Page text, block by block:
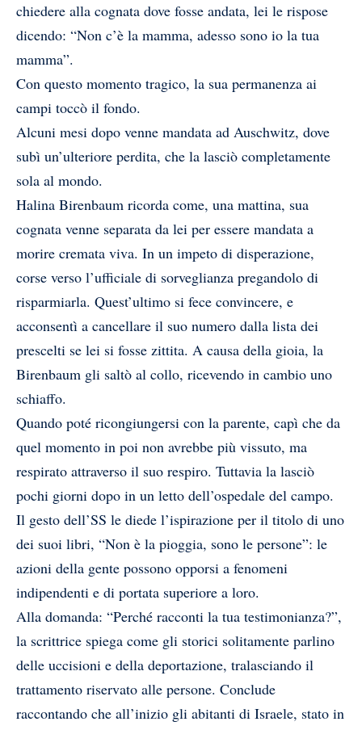
chiedere alla cognata dove fosse andata, lei le rispose
dicendo: “Non c’è la mamma, adesso sono io la tua
mamma”.
Con questo momento tragico, la sua permanenza ai
campi toccò il fondo.
Alcuni mesi dopo venne mandata ad Auschwitz, dove
subì un’ulteriore perdita, che la lasciò completamente
sola al mondo.
Halina Birenbaum ricorda come, una mattina, sua
cognata venne separata da lei per essere mandata a
morire cremata viva. In un impeto di disperazione,
corse verso l’ufficiale di sorveglianza pregandolo di
risparmiarla. Quest’ultimo si fece convincere, e
acconsentì a cancellare il suo numero dalla lista dei
prescelti se lei si fosse zittita. A causa della gioia, la
Birenbaum gli saltò al collo, ricevendo in cambio uno
schiaffo.
Quando poté ricongiungersi con la parente, capì che da
quel momento in poi non avrebbe più vissuto, ma
respirato attraverso il suo respiro. Tuttavia la lasciò
pochi giorni dopo in un letto dell’ospedale del campo.
Il gesto dell’SS le diede l’ispirazione per il titolo di uno
dei suoi libri, “Non è la pioggia, sono le persone”: le
azioni della gente possono opporsi a fenomeni
indipendenti e di portata superiore a loro.
Alla domanda: “Perché racconti la tua testimonianza?”,
la scrittrice spiega come gli storici solitamente parlino
delle uccisioni e della deportazione, tralasciando il
trattamento riservato alle persone. Conclude
raccontando che all’inizio gli abitanti di Israele, stato in